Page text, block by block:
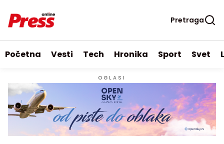
Pretraga
Početna Vesti Tech Hronika Sport Svet
OGLASI